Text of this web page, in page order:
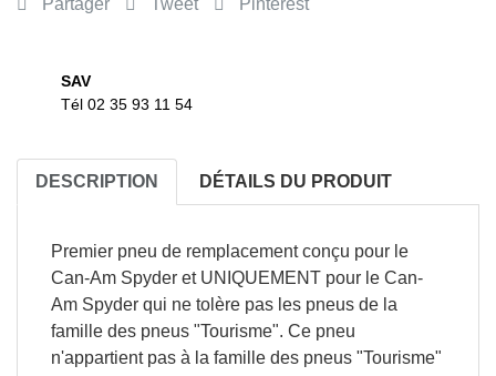
SAV
Tél 02 35 93 11 54
DESCRIPTION DÉTAILS DU PRODUIT
Premier pneu de remplacement conçu pour le
Can-Am Spyder et UNIQUEMENT pour le Can-
Am Spyder qui ne tolère pas les pneus de la
famille des pneus "Tourisme". Ce pneu
n'appartient pas à la famille des pneus "Tourisme"